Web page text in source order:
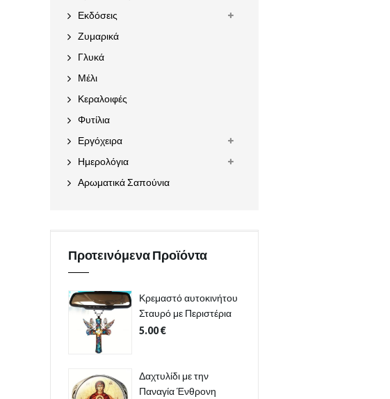
Εκδόσεις
Ζυμαρικά
Γλυκά
Μέλι
Κεραλοιφές
Φυτίλια
Εργόχειρα
Ημερολόγια
Αρωματικά Σαπούνια
Προτεινόμενα Προϊόντα
Κρεμαστό αυτοκινήτου
Σταυρό με Περιστέρια
5.00€
Δαχτυλίδι με την
Παναγία Ένθρονη